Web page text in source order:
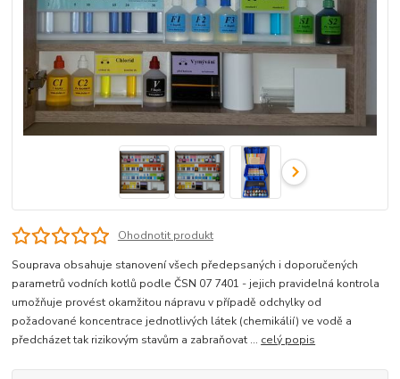
Ohodnotit produkt
Souprava obsahuje stanovení všech předepsaných i doporučených
parametrů vodních kotlů podle ČSN 07 7401 - jejich pravidelná kontrola
umožňuje provést okamžitou nápravu v případě odchylky od
požadované koncentrace jednotlivých látek (chemikálií) ve vodě a
předcházet tak rizikovým stavům a zabraňovat ... celý popis